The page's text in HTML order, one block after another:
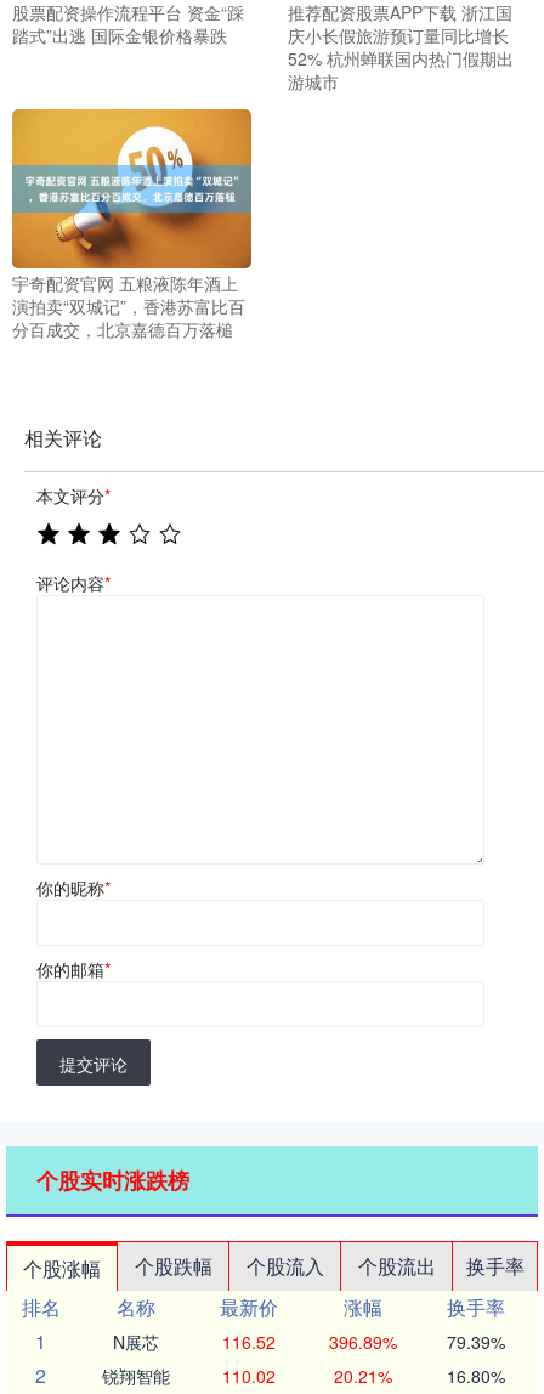
股票配资操作流程平台 资金“踩
踏式”出逃 国际金银价格暴跌
推荐配资股票APP下载 浙江国
庆小长假旅游预订量同比增长
52% 杭州蝉联国内热门假期出
游城市
宇奇配资官网 五粮液陈年酒上
演拍卖“双城记”，香港苏富比百
分百成交，北京嘉德百万落槌
相关评论
本文评分*
评论内容*
你的昵称*
你的邮箱*
提交评论
个股实时涨跌榜
个股涨幅 个股跌幅 个股流入 个股流出
换手率
排名
名称 最新价 涨幅
换手率
1
N展芯 116.52 396.89% 79.39%
2 锐翔智能 110.02 20.21% 16.80%